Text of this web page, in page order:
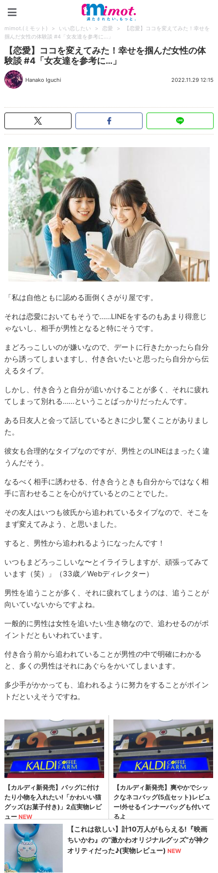
mimot.(ミモット) > いい恋したい > 恋愛 >
【恋愛】ココを変えてみた！幸せを
掴んだ女性の体験談 #4「女友達を参考に…」
【恋愛】ココを変えてみた！幸せを掴んだ女性の体
験談 #4「女友達を参考に…」
Hanako Iguchi 2022.11.29 12:15
「私は自他ともに認める面倒くさがり屋です。
それは恋愛においてもそうで……LINEをするのもあまり得意じ
ゃないし、相手が男性となると特にそうです。
まどろっこしいのが嫌いなので、デートに行きたかったら自分
から誘ってしまいますし、付き合いたいと思ったら自分から伝
えるタイプ。
しかし、付き合うと自分が追いかけることが多く、それに疲れ
てしまって別れる……ということばっかりだったんです。
ある日友人と会って話しているときに少し驚くことがありまし
た。
彼女も合理的なタイプなのですが、男性とのLINEはまったく違
うんだそう。
なるべく相手に誘わせる、付き合うときも自分からではなく相
手に言わせることを心がけているとのことでした。
その友人はいつも彼氏から追われているタイプなので、そこを
まず変えてみよう、と思いました。
すると、男性から追われるようになったんです！
いつもまどろっこしいな〜とイライラしますが、頑張ってみて
います（笑）」（33歳／Webディレクター）
男性を追うことが多く、それに疲れてしまうのは、追うことが
向いていないからですよね。
一般的に男性は女性を追いたい生き物なので、追わせるのがポ
イントだともいわれています。
付き合う前から追われていることが男性の中で明確にわかる
と、多くの男性はそれにあぐらをかいてしまいます。
多少手がかかっても、追われるように努力をすることがポイン
トだといえそうですね。